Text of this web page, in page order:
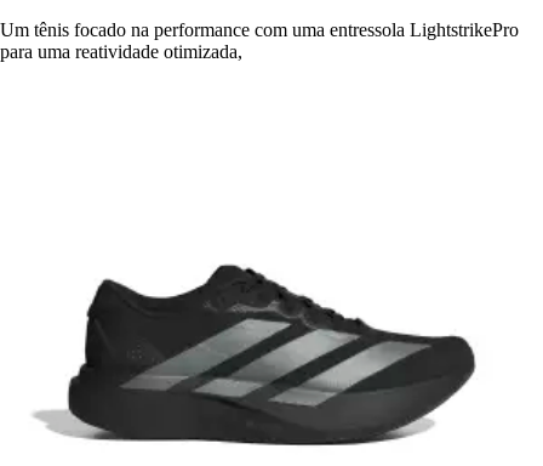
Um tênis focado na performance com uma entressola LightstrikePro
para uma reatividade otimizada,